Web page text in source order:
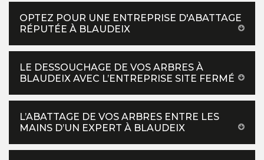
OPTEZ POUR UNE ENTREPRISE D'ABATTAGE
RÉPUTÉE À BLAUDEIX
LE DESSOUCHAGE DE VOS ARBRES À
BLAUDEIX AVEC L’ENTREPRISE SITE FERMÉ
L’ABATTAGE DE VOS ARBRES ENTRE LES
MAINS D’UN EXPERT À BLAUDEIX